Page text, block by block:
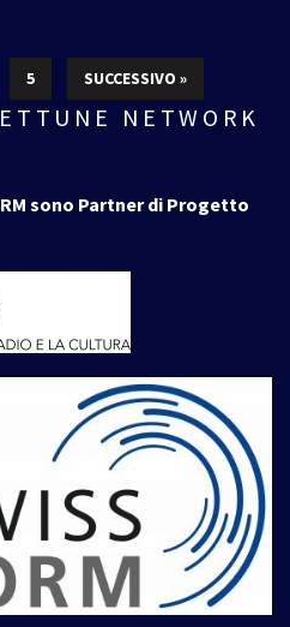
5 SUCCESSIVO »
NETWORK
sono Partner di Progetto